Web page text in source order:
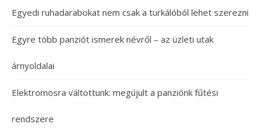
Egyedi ruhadarabokat nem csak a turkálóból lehet szerezni
Egyre több panziót ismerek névről – az üzleti utak
árnyoldalai
Elektromosra váltottunk: megújult a panziónk fűtési
rendszere